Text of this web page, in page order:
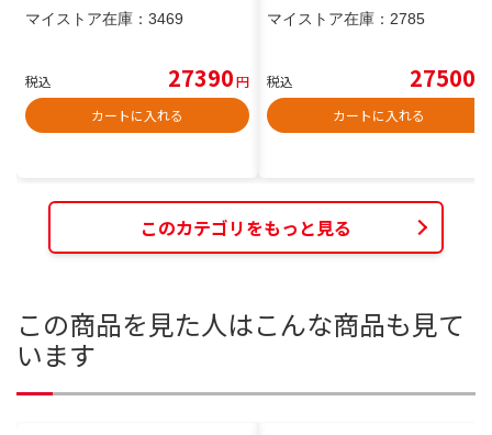
マイストア在庫： 3469
税込 27390円
カートに入れる
マイストア在庫： 2785
税込 27500
カートに入れる
このカテゴリをもっと見る
この商品を見た人はこんな商品も見て
います